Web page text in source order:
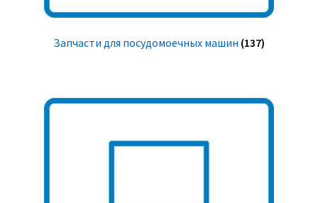
Запчасти для посудомоечных машин (137)